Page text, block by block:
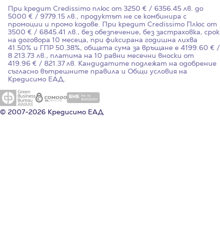
При кредит Credissimo плюс от 3250 € / 6356.45 лв. до
5000 € / 9779.15 лв., продуктът не се комбинира с
промоции и промо кодове. При кредит Credissimo Плюс от
3500 € / 6845.41 лв., без обезпечение, без застраховка, срок
на договора 10 месеца, при фиксирана годишна лихва
41.50% и ГПР 50.38%, общата сума за връщане е 4199.60 € /
8 213.73 лв., платима на 10 равни месечни вноски от
419.96 € / 821.37 лв. Кандидатите подлежат на одобрение
съгласно вътрешните правила и Общи условия на
Кредисимо ЕАД.
© 2007-2026 Кредисимо ЕАД